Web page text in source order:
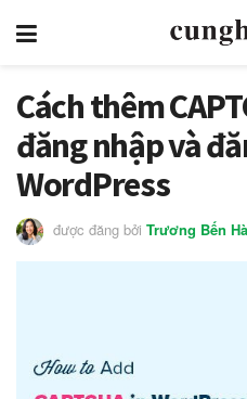
Cách thêm
đăng nhập và
WordPress
được đăng bởi Trương Bến Hà